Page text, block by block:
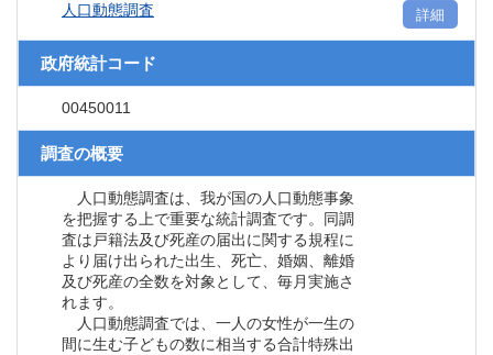
人口動態調査 詳細
政府統計コード
00450011
調査の概要
人口動態調査は、我が国の人口動態事象
を把握する上で重要な統計調査です。同調
査は戸籍法及び死産の届出に関する規程に
より届け出られた出生、死亡、婚姻、離婚
及び死産の全数を対象として、毎月実施さ
れます。
人口動態調査では、一人の女性が一生の
間に生む子どもの数に相当する合計特殊出